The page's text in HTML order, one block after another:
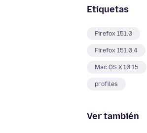
Etiquetas
Firefox 151.0
Firefox 151.0.4
Mac OS X 10.15
profiles
Ver también